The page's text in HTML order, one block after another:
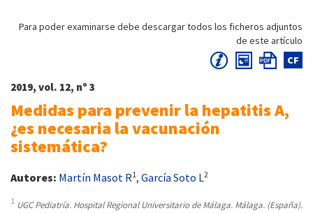
Para poder examinarse debe descargar todos los ficheros adjuntos
de este artículo
CF
2019, vol. 12, nº 3
Medidas para prevenir la hepatitis A,
¿es necesaria la vacunación
sistemática?
Autores: Martín Masot R1, García Soto L2
1 UGC Pediatría. Hospital Regional Universitario de Málaga. Málaga. (España).